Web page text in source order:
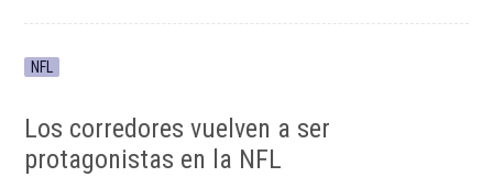
NFL
Los corredores vuelven a ser
protagonistas en la NFL